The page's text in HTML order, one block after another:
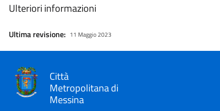
Ulteriori informazioni
Ultima revisione: 11 Maggio 2023
Città
Metropolitana di
Messina